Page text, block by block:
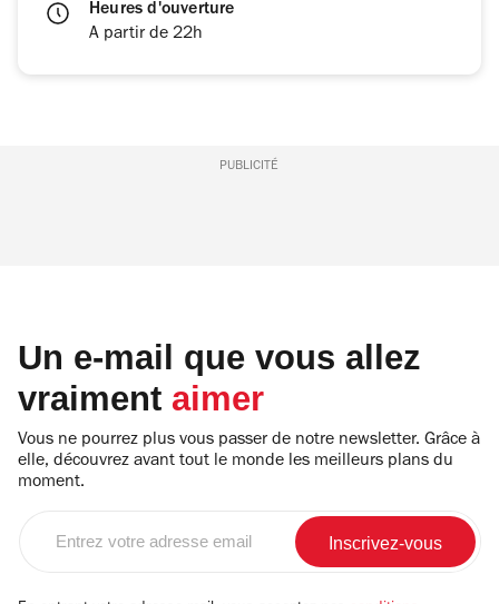
Heures d'ouverture
A partir de 22h
PUBLICITÉ
Un e-mail que vous allez
vraiment aimer
Vous ne pourrez plus vous passer de notre newsletter. Grâce à
elle, découvrez avant tout le monde les meilleurs plans du
moment.